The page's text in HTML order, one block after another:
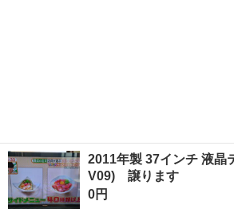
2011年製 37インチ 液晶
V09) 譲ります
0円